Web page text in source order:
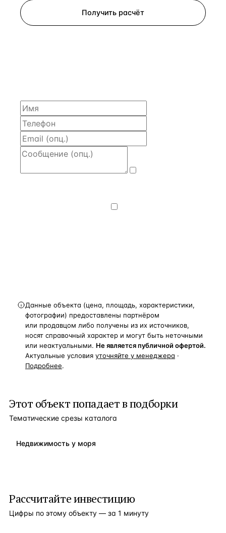
Получить расчёт
Данные объекта (цена, площадь, характеристики,
фотографии) предоставлены партнёром
или продавцом либо получены из их источников,
носят справочный характер и могут быть неточными
или неактуальными. Не является публичной офертой.
Актуальные условия уточняйте у менеджера ·
Подробнее.
Этот объект попадает в подборки
Тематические срезы каталога
Недвижимость у моря
Рассчитайте инвестицию
Цифры по этому объекту — за 1 минуту